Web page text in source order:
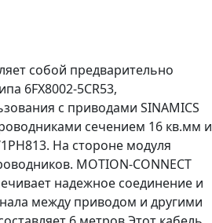
собой предварительно
6FX8002-5CR53,
с приводами SINAMICS
сечением 16 кв.мм и
На стороне модуля
MOTION-CONNECT
надежное соединение и
между приводом и другими